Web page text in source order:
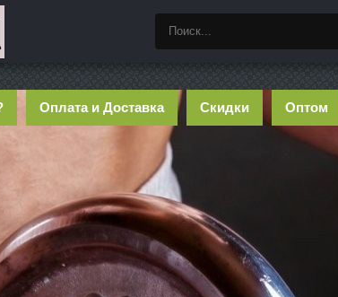
Оплата и Доставка Скидки Оптом